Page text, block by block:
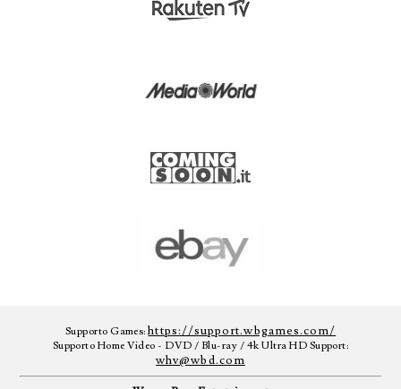
Supporto Games:https://support.wbgames.com/
Supporto Home Video - DVD / Blu-ray / 4k Ultra HD Support:
whv@wbd.com